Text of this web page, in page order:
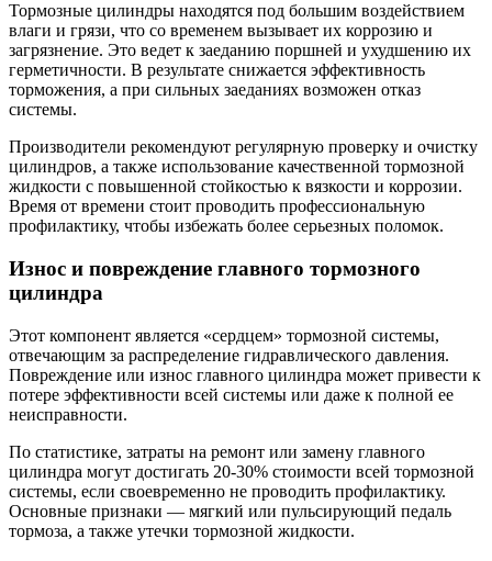
Тормозные цилиндры находятся под большим воздействием
влаги и грязи, что со временем вызывает их коррозию и
загрязнение. Это ведет к заеданию поршней и ухудшению их
герметичности. В результате снижается эффективность
торможения, а при сильных заеданиях возможен отказ
системы.
Производители рекомендуют регулярную проверку и очистку
цилиндров, а также использование качественной тормозной
жидкости с повышенной стойкостью к вязкости и коррозии.
Время от времени стоит проводить профессиональную
профилактику, чтобы избежать более серьезных поломок.
Износ и повреждение главного тормозного
цилиндра
Этот компонент является «сердцем» тормозной системы,
отвечающим за распределение гидравлического давления.
Повреждение или износ главного цилиндра может привести к
потере эффективности всей системы или даже к полной ее
неисправности.
По статистике, затраты на ремонт или замену главного
цилиндра могут достигать 20-30% стоимости всей тормозной
системы, если своевременно не проводить профилактику.
Основные признаки — мягкий или пульсирующий педаль
тормоза, а также утечки тормозной жидкости.